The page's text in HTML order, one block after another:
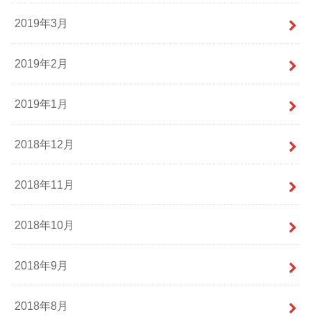
2019年3月
2019年2月
2019年1月
2018年12月
2018年11月
2018年10月
2018年9月
2018年8月